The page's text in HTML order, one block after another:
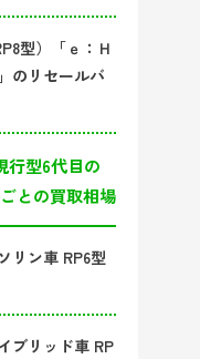
型）「ｅ：Ｈ
のリセールバ
行型6代目の
との買取相場
リン車 RP6型
ブリッド車 RP